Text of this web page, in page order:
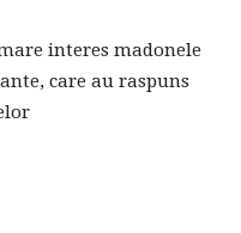
interes madonele
care au raspuns